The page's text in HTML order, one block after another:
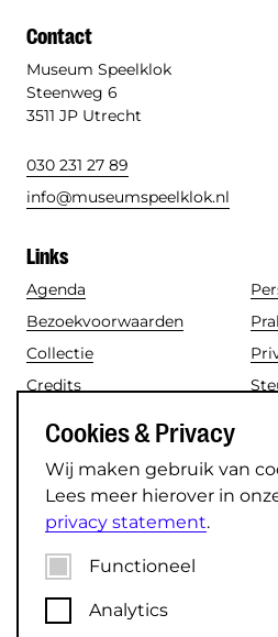
Cookies & Privacy
Wij maken gebruik van
Lees meer hierover in
privacy statement.
Functioneel
Analytics
Contact
Museum Speelklok
Steenweg 6
3511 JP Utrecht
030 231 27 89
info@museumspeelklok.nl
Links
Agenda
Bezoekvoorwaarden
Collectie
Credits
Nieuws
Social media
Instagram
Facebook
YouTube